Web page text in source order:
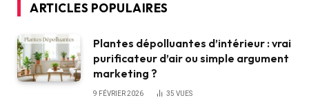
ARTICLES POPULAIRES
Plantes dépolluantes d’intérieur : vrai
purificateur d’air ou simple argument
marketing ?
9 FÉVRIER 2026 35 VUES